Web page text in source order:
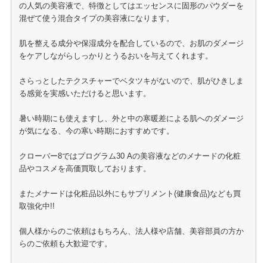
の人気の美容液で、特徴としてはエッセンスに固形のパウダーを
混ぜて使う混合タイプの美容液になります。
肌を整える成分や保湿成分を配合しているので、お肌のダメージ
をケアしながらしっかりとうるおいを与えてくれます。
さらっとしたテクスチャーでベタツキがないので、肌がひきしま
る感覚を実感いただけると思います。
暑い時期にも使えますし、外と中の寒暖差による肌へのダメージ
が気になる、今の寒い時期におすすめです。
クローバー8ではプログラム30 Aの美容液などのメナードの化粧
品やコスメを高価買取しております。
またメナードは化粧品以外にもサプリメント(健康食品)なども買
取強化中!!
個人様からのご依頼はもちろん、法人様や店舗、美容部員の方か
らのご依頼も大歓迎です。